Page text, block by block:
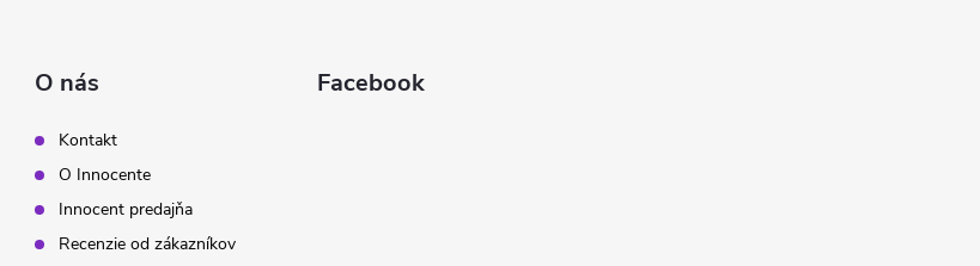
O nás
Kontakt
O Innocente
Innocent predajňa
Recenzie od zákazníkov
Facebook